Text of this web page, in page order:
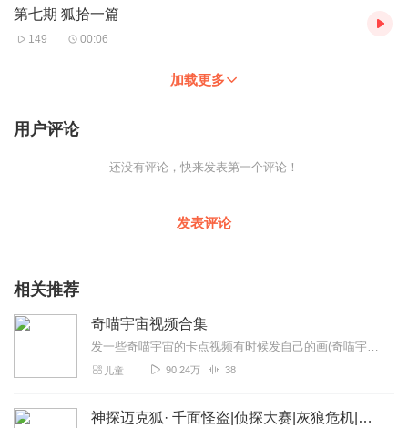
第七期 狐拾一篇
149 00:06
加载更多
用户评论
还没有评论，快来发表第一个评论！
发表评论
相关推荐
奇喵宇宙视频合集
发一些奇喵宇宙的卡点视频有时候发自己的画(奇喵宇宙)不要再说什么偏不偏心了，我又不是官方（无力）不过提要求，我会尽力满足的
儿童 90.24万 38
神探迈克狐· 千面怪盗|侦探大赛|灰狼危机|多多罗